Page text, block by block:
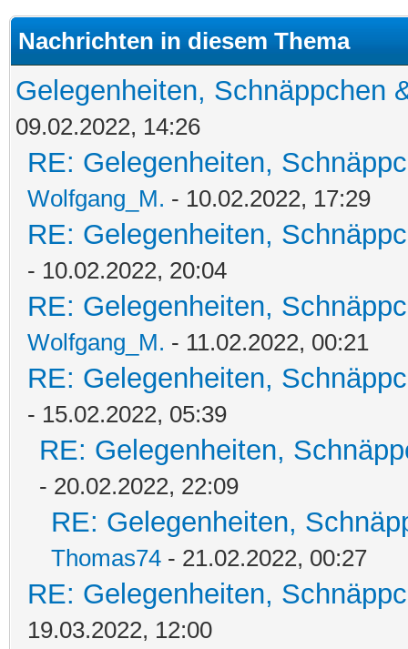
Nachrichten in diesem Thema
Gelegenheiten, Schnäppchen
09.02.2022, 14:26
RE: Gelegenheiten,
Wolfgang_M. - 10.02.2022, 17:29
RE: Gelegenheiten,
- 10.02.2022, 20:04
RE: Gelegenheiten,
Wolfgang_M. - 11.02.2022, 00:21
RE: Gelegenheiten,
- 15.02.2022, 05:39
RE: Gelegenheiten,
- 20.02.2022, 22:09
RE: Gelegenheiten,
Thomas74 - 21.02.2022, 00:27
RE: Gelegenheiten,
19.03.2022, 12:00